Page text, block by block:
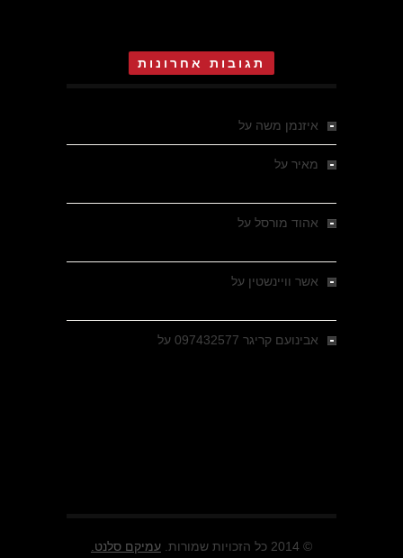
תגובות אחרונות
איזנמן משה על
מאיר על
אהוד מורסל על
אשר וויינשטין על
אבינועם קריגר 097432577 על
© 2014 כל הזכויות שמורות. עמיקם סלנט.